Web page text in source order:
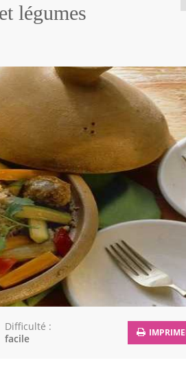
légumes
Difficulté :
facile